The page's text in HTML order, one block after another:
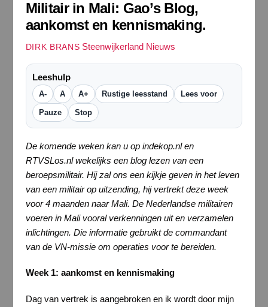
Militair in Mali: Gao’s Blog,
aankomst en kennismaking.
DIRK BRANS Steenwijkerland Nieuws
Leeshulp
A- A A+ Rustige leesstand Lees voor
Pauze Stop
De komende weken kan u op indekop.nl en
RTVSLos.nl wekelijks een blog lezen van een
beroepsmilitair. Hij zal ons een kijkje geven in het leven
van een militair op uitzending, hij vertrekt deze week
voor 4 maanden naar Mali. De Nederlandse militairen
voeren in Mali vooral verkenningen uit en verzamelen
inlichtingen. Die informatie gebruikt de commandant
van de VN-missie om operaties voor te bereiden.
Week 1: aankomst en kennismaking
Dag van vertrek is aangebroken en ik wordt door mijn